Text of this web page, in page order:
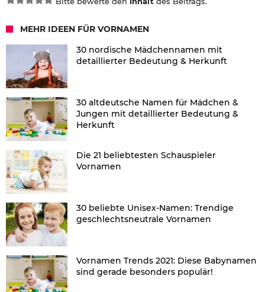
MEHR IDEEN FÜR VORNAMEN
30 nordische Mädchennamen mit
detaillierter Bedeutung & Herkunft
30 altdeutsche Namen für Mädchen &
Jungen mit detaillierter Bedeutung &
Herkunft
Die 21 beliebtesten Schauspieler
Vornamen
30 beliebte Unisex-Namen: Trendige
geschlechtsneutrale Vornamen
Vornamen Trends 2021: Diese Babynamen
sind gerade besonders populär!